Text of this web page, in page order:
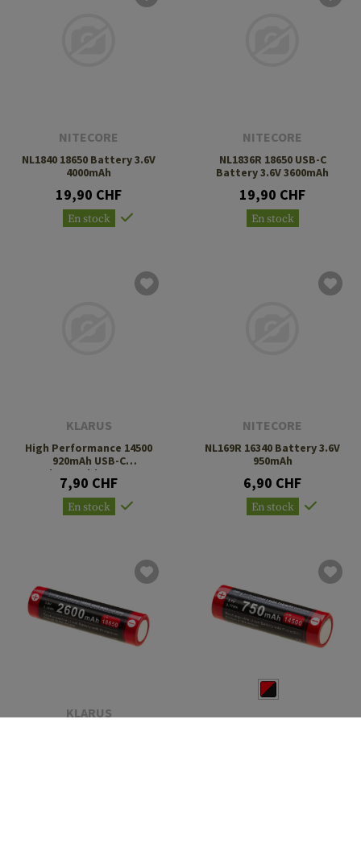
NITECORE
NL1840 18650 Battery 3.6V
4000mAh
19,90 CHF
En stock
NITECORE
NL1836R 18650 USB-C
Battery 3.6V 3600mAh
19,90 CHF
En stock
KLARUS
High Performance 14500
920mAh USB-C
Rechargeable Battery
7,90 CHF
En stock
NITECORE
NL169R 16340 Battery 3.6V
950mAh
6,90 CHF
En stock
KLARUS